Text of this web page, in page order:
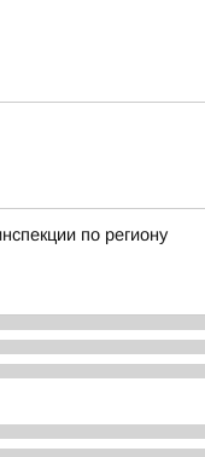
по региону